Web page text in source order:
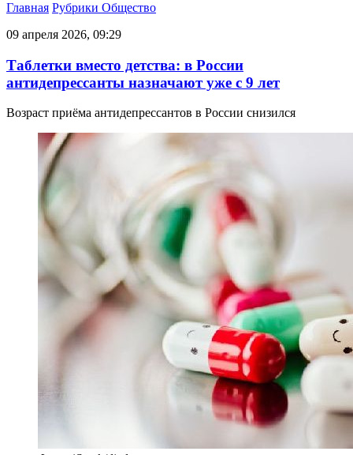
Главная Рубрики Общество
09 апреля 2026, 09:29
Таблетки вместо детства: в России
антидепрессанты назначают уже с 9 лет
Возраст приёма антидепрессантов в России снизился